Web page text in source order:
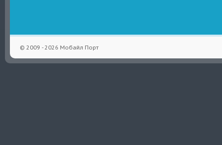
© 2009 - 2026 Мобайл Порт